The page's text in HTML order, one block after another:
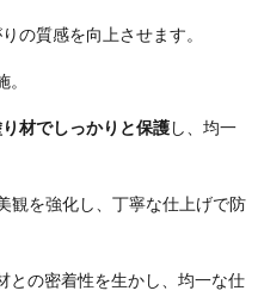
の質感を向上させます。
材でしっかりと保護し、均一
観を強化し、丁寧な仕上げで防
との密着性を生かし、均一な仕